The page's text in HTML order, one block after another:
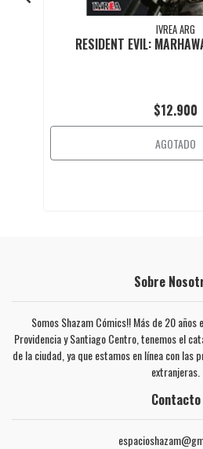
IVREA ARG
RESIDENT EVIL:
$12.900
AGOTADO
Sobre
Somos Shazam Cómics!! Más de 20
Providencia y Santiago Centro, tenemos el
de la ciudad, ya que estamos en línea con las
extranjeras.
Contacto